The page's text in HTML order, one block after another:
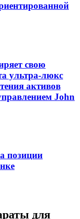
свою
ультра-люкс
активов
John
позиции
для